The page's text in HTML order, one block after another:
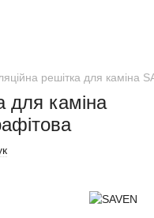
решітка для каміна
для каміна